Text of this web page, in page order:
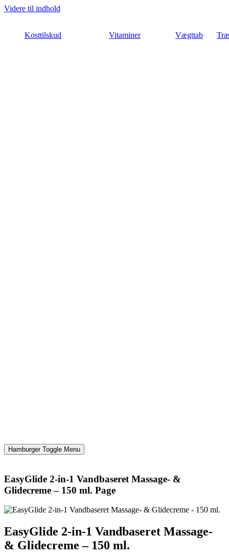
Videre til indhold
Kosttilskud Vitaminer Vægttab
Hamburger Toggle Menu
EasyGlide 2-in-1 Vandbaseret Massage- &
Glidecreme – 150 ml. Page
EasyGlide 2-in-1 Vandbaseret Massage-
& Glidecreme – 150 ml.